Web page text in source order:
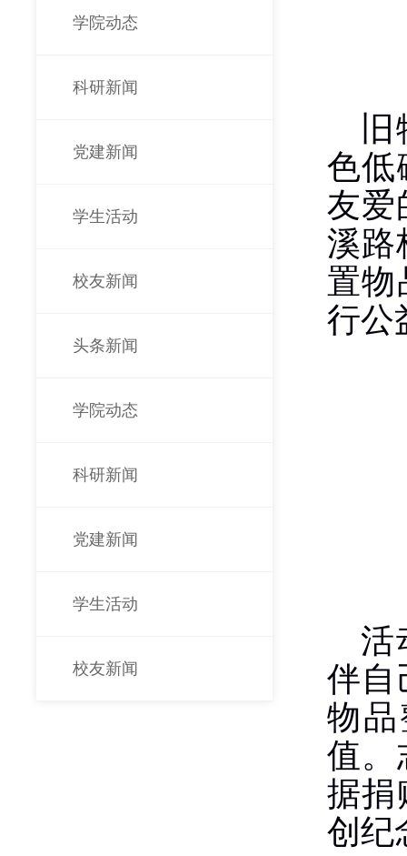
学院动态
科研新闻
党建新闻
学生活动
校友新闻
头条新闻
学院动态
科研新闻
党建新闻
学生活动
校友新闻
色低
友爱
溪路
置物
行公
活
伴自
物
值。
据捐
创纪